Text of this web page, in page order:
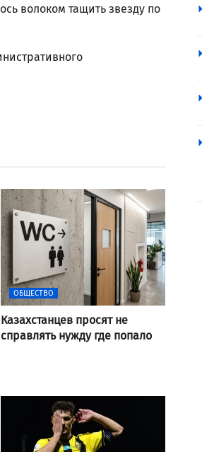
волоком тащить звезду по
ОБЩЕСТВО
Казахстанцев просят не
справлять нужду где попало